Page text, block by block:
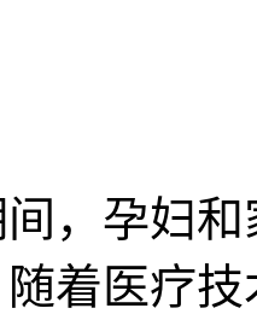
孕妇和
着医疗